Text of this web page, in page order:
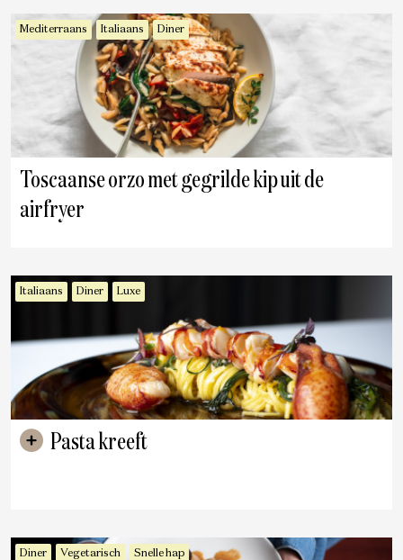
Mediterraans Italiaans Diner
Toscaanse orzo met gegrilde kip uit de
airfryer
Italiaans Diner Luxe
Pasta kreeft
Diner Vegetarisch Snelle hap